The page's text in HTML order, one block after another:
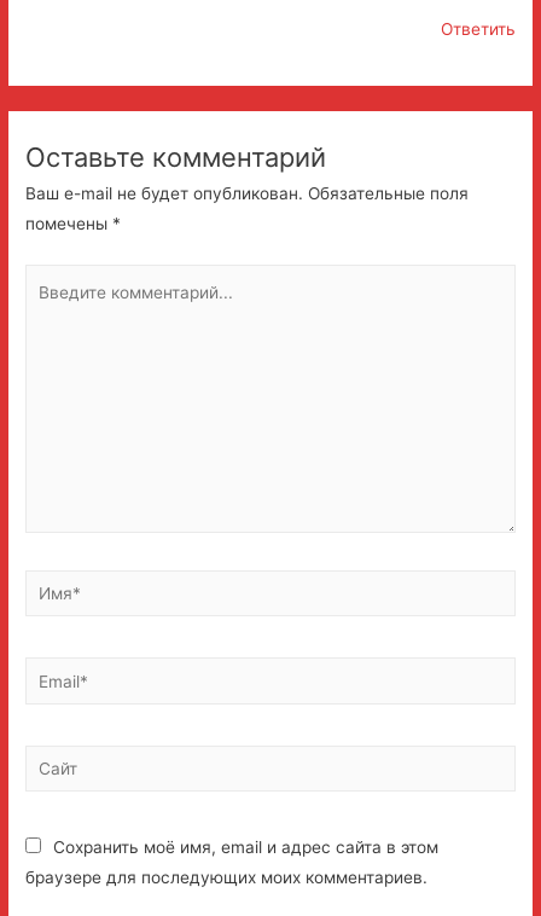
Ответить
Оставьте комментарий
Ваш e-mail не будет опубликован. Обязательные поля
помечены *
Имя*
Email*
Сайт
Сохранить моё имя, email и адрес сайта в этом
браузере для последующих моих комментариев.